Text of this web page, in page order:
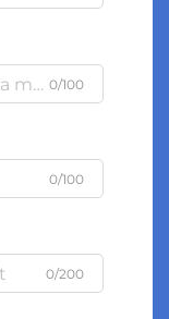
0/100
0/100
0/200